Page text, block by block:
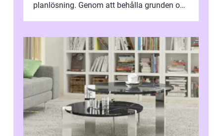
planlösning. Genom att behålla grunden och